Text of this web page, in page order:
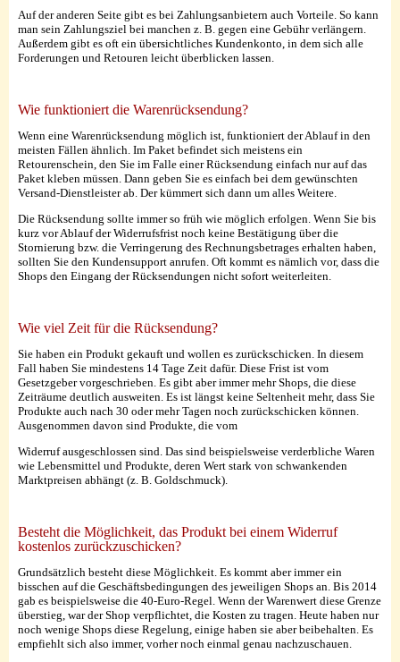
Auf der anderen Seite gibt es bei Zahlungsanbietern auch Vorteile. So kann
man sein Zahlungsziel bei manchen z. B. gegen eine Gebühr verlängern.
Außerdem gibt es oft ein übersichtliches Kundenkonto, in dem sich alle
Forderungen und Retouren leicht überblicken lassen.
Wie funktioniert die Warenrücksendung?
Wenn eine Warenrücksendung möglich ist, funktioniert der Ablauf in den
meisten Fällen ähnlich. Im Paket befindet sich meistens ein
Retourenschein, den Sie im Falle einer Rücksendung einfach nur auf das
Paket kleben müssen. Dann geben Sie es einfach bei dem gewünschten
Versand-Dienstleister ab. Der kümmert sich dann um alles Weitere.
Die Rücksendung sollte immer so früh wie möglich erfolgen. Wenn Sie bis
kurz vor Ablauf der Widerrufsfrist noch keine Bestätigung über die
Stornierung bzw. die Verringerung des Rechnungsbetrages erhalten haben,
sollten Sie den Kundensupport anrufen. Oft kommt es nämlich vor, dass die
Shops den Eingang der Rücksendungen nicht sofort weiterleiten.
Wie viel Zeit für die Rücksendung?
Sie haben ein Produkt gekauft und wollen es zurückschicken. In diesem
Fall haben Sie mindestens 14 Tage Zeit dafür. Diese Frist ist vom
Gesetzgeber vorgeschrieben. Es gibt aber immer mehr Shops, die diese
Zeiträume deutlich ausweiten. Es ist längst keine Seltenheit mehr, dass Sie
Produkte auch nach 30 oder mehr Tagen noch zurückschicken können.
Ausgenommen davon sind Produkte, die vom
Widerruf ausgeschlossen sind. Das sind beispielsweise verderbliche Waren
wie Lebensmittel und Produkte, deren Wert stark von schwankenden
Marktpreisen abhängt (z. B. Goldschmuck).
Besteht die Möglichkeit, das Produkt bei einem Widerruf
kostenlos zurückzuschicken?
Grundsätzlich besteht diese Möglichkeit. Es kommt aber immer ein
bisschen auf die Geschäftsbedingungen des jeweiligen Shops an. Bis 2014
gab es beispielsweise die 40-Euro-Regel. Wenn der Warenwert diese Grenze
überstieg, war der Shop verpflichtet, die Kosten zu tragen. Heute haben nur
noch wenige Shops diese Regelung, einige haben sie aber beibehalten. Es
empfiehlt sich also immer, vorher noch einmal genau nachzuschauen.